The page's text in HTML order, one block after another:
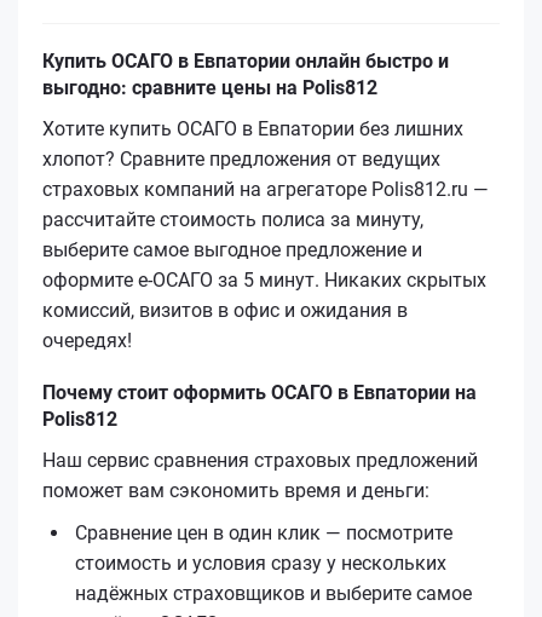
Купить ОСАГО в Евпатории онлайн быстро и
выгодно: сравните цены на Polis812
Хотите купить ОСАГО в Евпатории без лишних
хлопот? Сравните предложения от ведущих
страховых компаний на агрегаторе Polis812.ru —
рассчитайте стоимость полиса за минуту,
выберите самое выгодное предложение и
оформите е‑ОСАГО за 5 минут. Никаких скрытых
комиссий, визитов в офис и ожидания в
очередях!
Почему стоит оформить ОСАГО в Евпатории на
Polis812
Наш сервис сравнения страховых предложений
поможет вам сэкономить время и деньги:
Сравнение цен в один клик — посмотрите
стоимость и условия сразу у нескольких
надёжных страховщиков и выберите самое